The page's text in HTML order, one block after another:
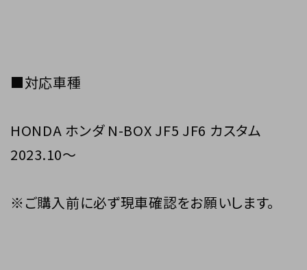
■対応車種
HONDA ホンダ N-BOX JF5 JF6 カスタム
2023.10～
※ご購入前に必ず現車確認をお願いします。